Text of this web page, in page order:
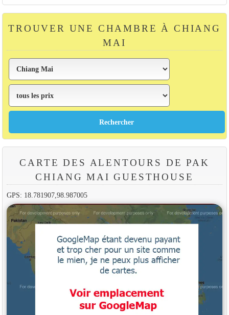
TROUVER UNE CHAMBRE À CHIANG
MAI
CARTE DES ALENTOURS DE PAK
CHIANG MAI GUESTHOUSE
GPS: 18.781907,98.987005